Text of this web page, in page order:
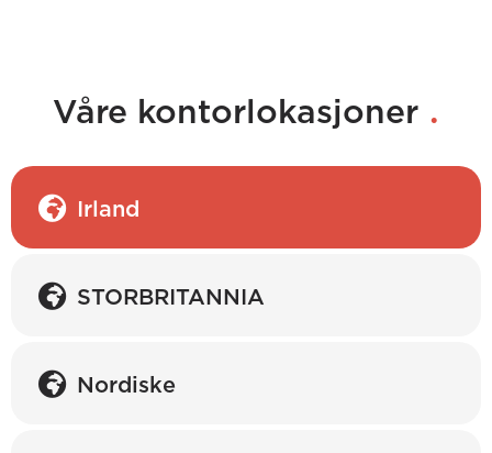
Våre kontorlokasjoner .
Irland
STORBRITANNIA
Nordiske